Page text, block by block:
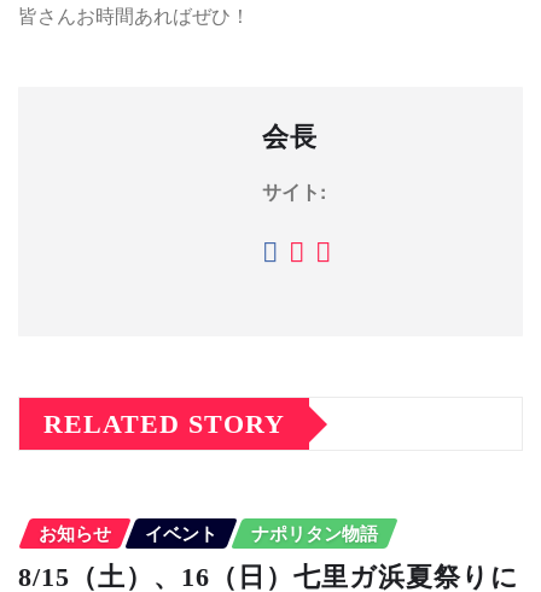
皆さんお時間あればぜひ！
会長
サイト:
RELATED STORY
お知らせ イベント ナポリタン物語
8/15（土）、16（日）七里ガ浜夏祭りに